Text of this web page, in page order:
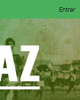
Entrar